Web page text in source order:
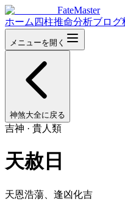
FateMaster
ホーム 四柱推命分析ブログ
メニューを開く
神煞大全に戻る
吉神 · 貴人類
天赦日
天恩浩蕩、逢凶化吉